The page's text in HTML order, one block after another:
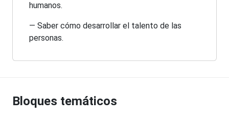
humanos.
— Saber cómo desarrollar el talento de las
personas.
Bloques temáticos